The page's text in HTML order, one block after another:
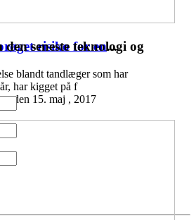
risiko for en...
blandt tandlæger som har
har kigget på f
den 15. maj , 2017
seneste teknologi og